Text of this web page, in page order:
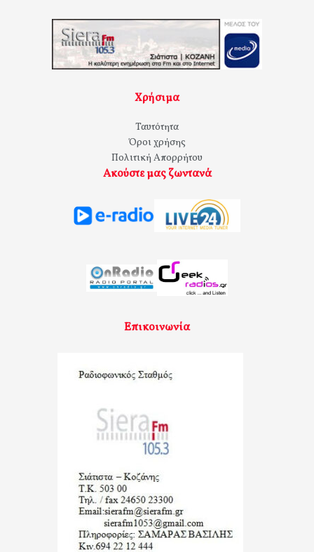
Χρήσιμα
Ταυτότητα
Όροι χρήσης
Πολιτική Απορρήτου
Ακούστε μας ζωντανά
Επικοινωνία